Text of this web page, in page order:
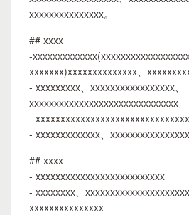
xxxxxxxxxxxxxxx。
## xxxx
-
xxxxxxx)xxxxxxxxxxxxxx、
- xxxxxxxxx、xxxxxxxxxxxxxxxxx、
xxxxxxxxxxxxxxxxxxxxxxxxxxxxxx
-
- xxxxxxxxxxxxx、
## xxxx
- xxxxxxxxxxxxxxxxxxxxxxxxxx
- xxxxxxxx、
xxxxxxxxxxxxxxx